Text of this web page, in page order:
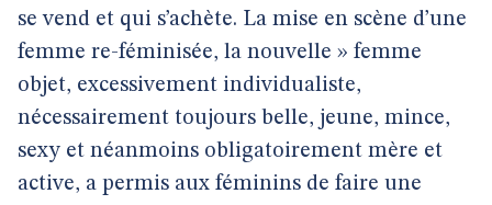
se vend et qui s’achète. La mise en scène d’une
femme re-féminisée, la nouvelle » femme
objet, excessivement individualiste,
nécessairement toujours belle, jeune, mince,
sexy et néanmoins obligatoirement mère et
active, a permis aux féminins de faire une